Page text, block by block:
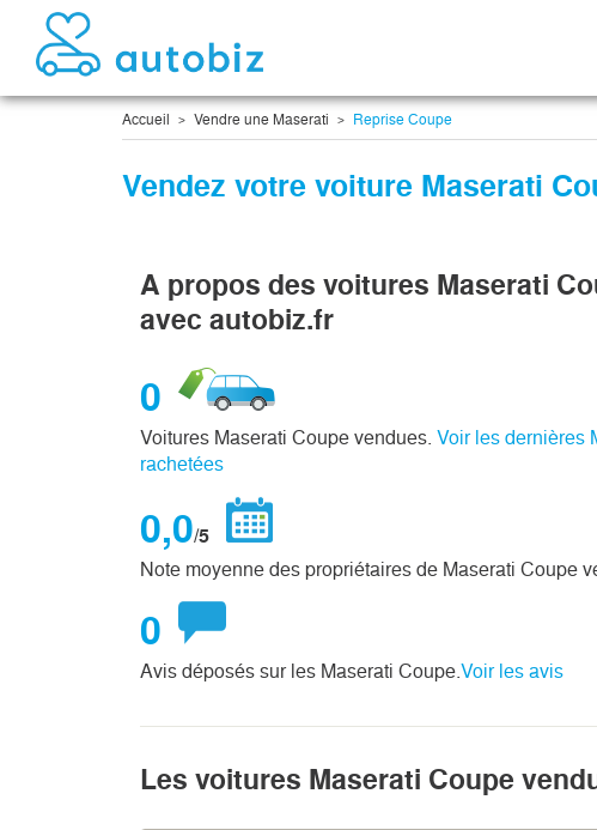
Accueil Vendre une Maserati Reprise Coupe
Vendez votre voiture Maserati
A propos des voitures Maserati
avec autobiz.fr
0
Voitures Maserati Coupe vendues. Voir les dernières
rachetées
0,0/5
Note moyenne des propriétaires de Maserati Coupe
0
Avis déposés sur les Maserati Coupe. Voir les avis
Les voitures Maserati Coupe